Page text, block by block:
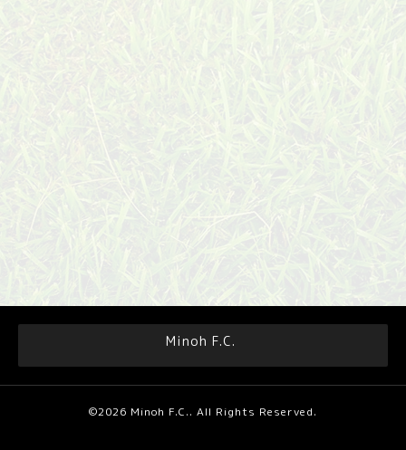
Minoh F.C.
©2026 Minoh F.C.. All Rights Reserved.